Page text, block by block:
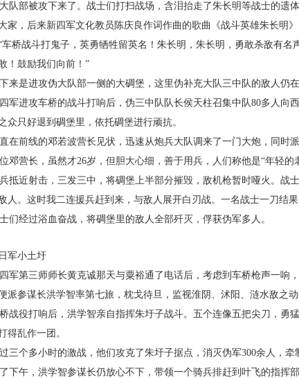
队部被攻下来了。战士们打扫战场，含泪抬走了朱长明等战士的遗
家，后来新四军文化教员陈庆良作词作曲的歌曲《战斗英雄朱长明
车桥战斗打鬼子，英勇牺牲留英名！朱长明，朱长明，勇敢杀敌有
！鼓励我们向前！”
来是进攻伪大队部一侧的大碉堡，这里伪补充大队三中队的敌人仍在
军进攻车桥的战斗打响后，伪三中队队长侯天柱召集中队80多人向
众只好退到碉堡里，依托碉堡进行顽抗。
在前线的邓若波营长见状，迅速从炮兵大队调来了一门大炮，同时
邓营长，虽然才26岁，但胆大心细，善于用兵，人们称他是“年轻的
抵近射击，三发三中，将碉堡上半部分摧毁，敌机枪暂时哑火。战
人。这时我二连援兵赶到来，与敌人展开白刃战。一名战士一刀结果
们经过浴血奋战，将碉堡里的敌人全部歼灭，俘获伪军多人。
军小土圩
军第三师师长黄克诚那天与粟裕通了电话后，考虑到车桥枪声一响
派参谋长洪学智率第七旅，枕戈待旦，监视淮阴、沭阳、涟水敌之动
战役打响后，洪学智亲自指挥朱圩子战斗。五个连像五把尖刀，勇
得乱作一团。
三个多小时的激战，他们攻克了朱圩子据点，消灭伪军300余人，牵
下午，洪学智参谋长仍放心不下，带领一个骑兵排赶到叶飞的指挥部